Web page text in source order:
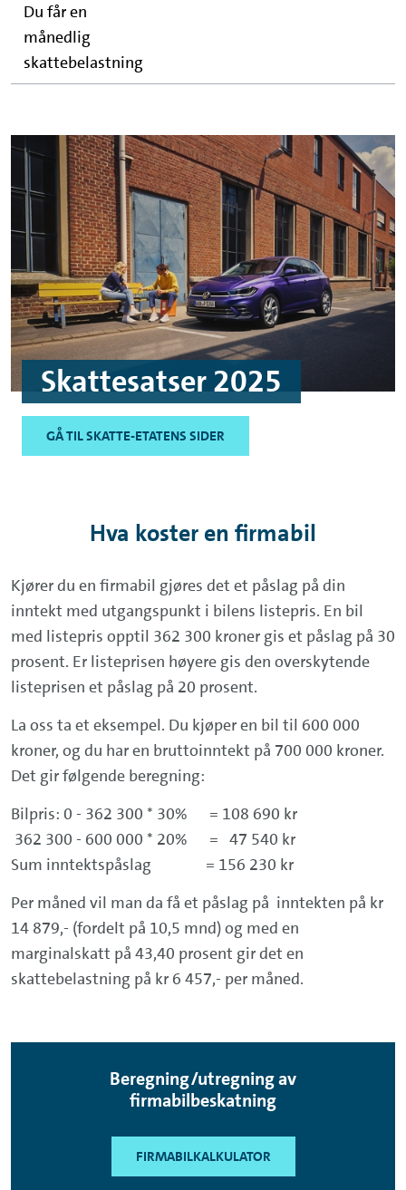
Du får en
månedlig
skattebelastning
Skattesatser 2025
GÅ TIL SKATTE-ETATENS SIDER
Hva koster en firmabil
Kjører du en firmabil gjøres det et påslag på din
inntekt med utgangspunkt i bilens listepris. En bil
med listepris opptil 362 300 kroner gis et påslag på 30
prosent. Er listeprisen høyere gis den overskytende
listeprisen et påslag på 20 prosent.
La oss ta et eksempel. Du kjøper en bil til 600 000
kroner, og du har en bruttoinntekt på 700 000 kroner.
Det gir følgende beregning:
Bilpris: 0 - 362 300 * 30% = 108 690 kr
362 300 - 600 000 * 20% = 47 540 kr
Sum inntektspåslag = 156 230 kr
Per måned vil man da få et påslag på inntekten på kr
14 879,- (fordelt på 10,5 mnd) og med en
marginalskatt på 43,40 prosent gir det en
skattebelastning på kr 6 457,- per måned.
Beregning/utregning av
firmabilbeskatning
FIRMABILKALKULATOR